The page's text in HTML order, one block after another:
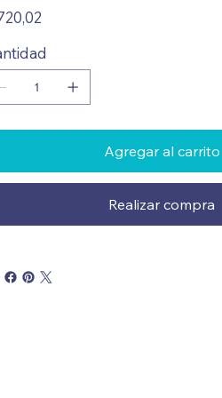
Agregar al carrito
Realizar compra